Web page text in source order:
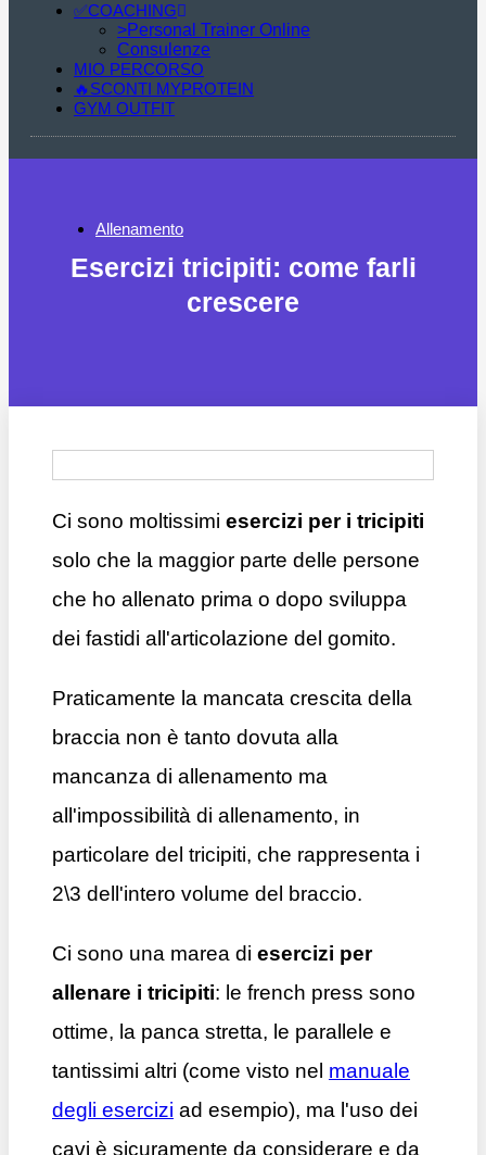
✅COACHING
>Personal Trainer Online
Consulenze
MIO PERCORSO
🔥SCONTI MYPROTEIN
GYM OUTFIT
Allenamento
Esercizi tricipiti: come farli
crescere
Ci sono moltissimi esercizi per i tricipiti
solo che la maggior parte delle persone
che ho allenato prima o dopo sviluppa
dei fastidi all'articolazione del gomito.
Praticamente la mancata crescita della
braccia non è tanto dovuta alla
mancanza di allenamento ma
all'impossibilità di allenamento, in
particolare del tricipiti, che rappresenta i
2\3 dell'intero volume del braccio.
Ci sono una marea di esercizi per
allenare i tricipiti: le french press sono
ottime, la panca stretta, le parallele e
tantissimi altri (come visto nel manuale
degli esercizi ad esempio), ma l'uso dei
cavi è sicuramente da considerare e da